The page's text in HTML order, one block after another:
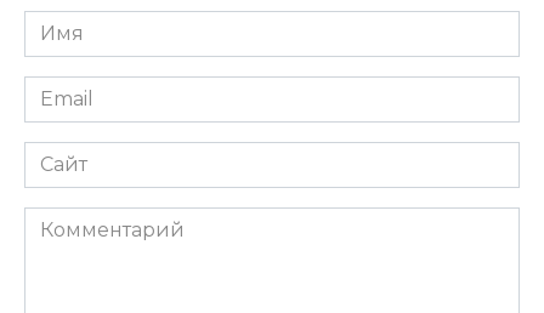
Имя
*
Email
*
Сайт
Комментарий